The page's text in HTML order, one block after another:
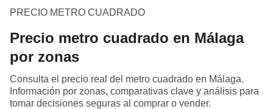
PRECIO METRO CUADRADO
Precio metro cuadrado en Málaga
por zonas
Consulta el precio real del metro cuadrado en Málaga.
Información por zonas, comparativas clave y análisis para
tomar decisiones seguras al comprar o vender.